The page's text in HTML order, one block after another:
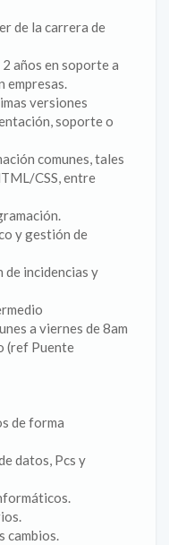
de la carrera de
años en soporte a
empresas.
versiones
soporte o
comunes, tales
CSS, entre
y gestión de
de incidencias y
a viernes de 8am
(ref Puente
de forma
datos, Pcs y
cambios.